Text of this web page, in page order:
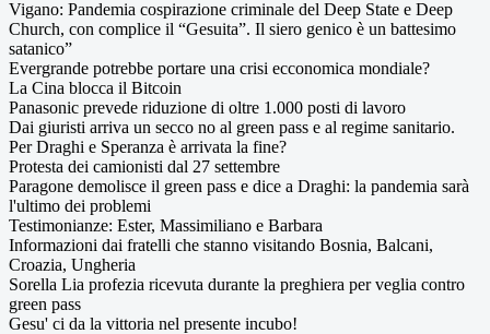
Vigano: Pandemia cospirazione criminale del Deep State e Deep
Church, con complice il “Gesuita”. Il siero genico è un battesimo
satanico”
Evergrande potrebbe portare una crisi ecconomica mondiale?
La Cina blocca il Bitcoin
Panasonic prevede riduzione di oltre 1.000 posti di lavoro
Dai giuristi arriva un secco no al green pass e al regime sanitario.
Per Draghi e Speranza è arrivata la fine?
Protesta dei camionisti dal 27 settembre
Paragone demolisce il green pass e dice a Draghi: la pandemia sarà
l'ultimo dei problemi
Testimonianze: Ester, Massimiliano e Barbara
Informazioni dai fratelli che stanno visitando Bosnia, Balcani,
Croazia, Ungheria
Sorella Lia profezia ricevuta durante la preghiera per veglia contro
green pass
Gesu' ci da la vittoria nel presente incubo!